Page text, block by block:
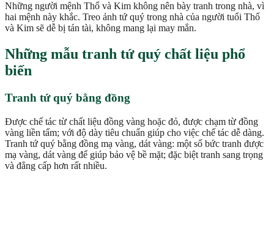
Những người mệnh Thổ và Kim không nên bày tranh trong nhà, vì
hai mệnh này khắc. Treo ảnh tứ quý trong nhà của người tuổi Thổ
và Kim sẽ dễ bị tán tài, không mang lại may mắn.
Những mẫu tranh tứ quý chất liệu phổ
biến
Tranh tứ quý bằng đồng
Được chế tác từ chất liệu đồng vàng hoặc đỏ, được chạm từ đồng
vàng liền tấm; với độ dày tiêu chuẩn giúp cho việc chế tác dễ dàng.
Tranh tứ quý bằng đồng mạ vàng, dát vàng: một số bức tranh được
mạ vàng, dát vàng để giúp bảo vệ bề mặt; đặc biệt tranh sang trọng
và đẳng cấp hơn rất nhiều.